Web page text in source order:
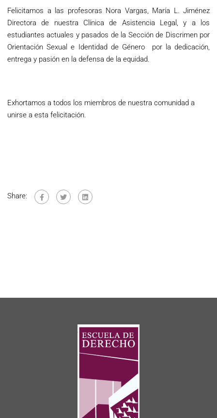
Felicitamos a las profesoras Nora Vargas, María L. Jiménez
Directora de nuestra Clínica de Asistencia Legal, y a los
estudiantes actuales y pasados de la Sección de Discrimen por
Orientación Sexual e Identidad de Género por la dedicación,
entrega y pasión en la defensa de la equidad.
Exhortamos a todos los miembros de nuestra comunidad a
unirse a esta felicitación.
Share: